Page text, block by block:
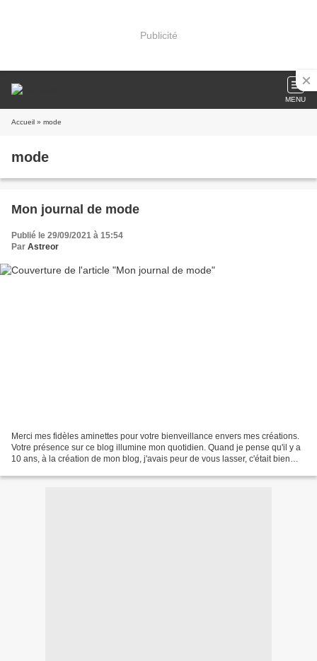
Publicité
MENU
Accueil » mode
mode
Mon journal de mode
Publié le 29/09/2021 à 15:54
Par Astreor
Merci mes fidèles aminettes pour votre bienveillance envers mes créations.
Votre présence sur ce blog illumine mon quotidien. Quand je pense qu'il y a
10 ans, à la création de mon blog, j'avais peur de vous lasser, c'était bien